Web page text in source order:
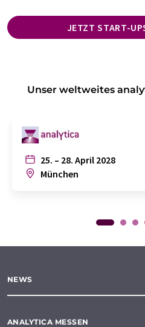
JETZT START-
Unser weltweites
25. – 28. April 2028
München
NEWS
ANALYTICA MESSEN